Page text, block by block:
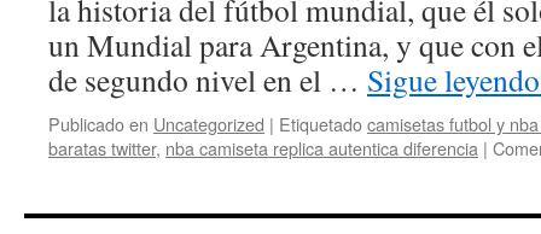
la historia del fútbol mundial, que él
un Mundial para Argentina, y que con
de segundo nivel en el … Sigue
Publicado en Uncategorized | Etiquetadocamisetas futbol y
baratas twitter, nba camiseta replica autentica diferencia |